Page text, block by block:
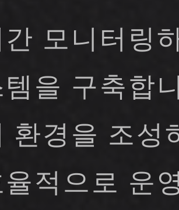
모니터링
을 구축합
환경을 조성
적으로 운